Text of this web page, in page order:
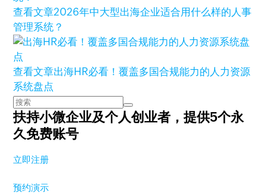
查看文章2026年中大型出海企业适合用什么样的人事
管理系统？
查看文章出海HR必看！覆盖多国合规能力的人力资源
系统盘点
扶持小微企业及个人创业者，提供5个永
久免费账号
立即注册
预约演示